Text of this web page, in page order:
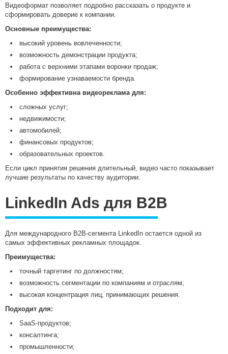
Видеоформат позволяет подробно рассказать о продукте и
сформировать доверие к компании.
Основные преимущества:
высокий уровень вовлеченности;
возможность демонстрации продукта;
работа с верхними этапами воронки продаж;
формирование узнаваемости бренда.
Особенно эффективна видеореклама для:
сложных услуг;
недвижимости;
автомобилей;
финансовых продуктов;
образовательных проектов.
Если цикл принятия решения длительный, видео часто показывает
лучшие результаты по качеству аудитории.
LinkedIn Ads для B2B
Для международного B2B-сегмента LinkedIn остается одной из
самых эффективных рекламных площадок.
Преимущества:
точный таргетинг по должностям;
возможность сегментации по компаниям и отраслям;
высокая концентрация лиц, принимающих решения.
Подходит для:
SaaS-продуктов;
консалтинга;
промышленности;